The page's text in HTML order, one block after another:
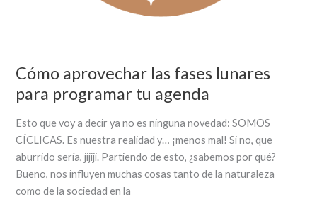
Cómo aprovechar las fases lunares
para programar tu agenda
Esto que voy a decir ya no es ninguna novedad: SOMOS
CÍCLICAS. Es nuestra realidad y… ¡menos mal! Si no, que
aburrido sería, jijiji. Partiendo de esto, ¿sabemos por qué?
Bueno, nos influyen muchas cosas tanto de la naturaleza
como de la sociedad en la